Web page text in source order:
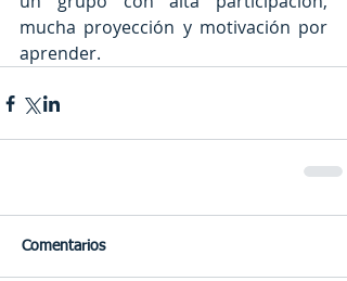
mucha proyección y motivación por
aprender.
Comentarios